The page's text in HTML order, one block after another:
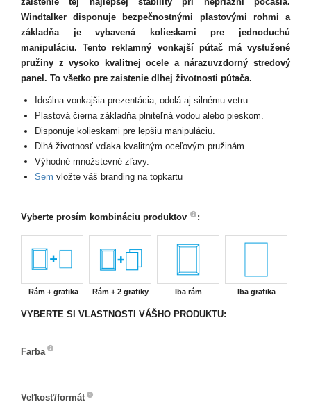
Windtalker disponuje bezpečnostnými plastovými rohmi a
základňa je vybavená kolieskami pre jednoduchú
manipuláciu. Tento reklamný vonkajší pútač má vystužené
pružiny z vysoko kvalitnej ocele a nárazuvzdorný stredový
panel. To všetko pre zaistenie dlhej životnosti pútača.
Ideálna vonkajšia prezentácia, odolá aj silnému vetru.
Plastová čierna základňa plniteľná vodou alebo pieskom.
Disponuje kolieskami pre lepšiu manipuláciu.
Dlhá životnosť vďaka kvalitným oceľovým pružinám.
Výhodné množstevné zľavy.
Sem vložte váš branding na topkartu
Vyberte prosím kombináciu produktov :
Rám + grafika Rám + 2 grafiky Iba rám Iba grafika
VYBERTE SI VLASTNOSTI VÁŠHO PRODUKTU:
Farba
Veľkosť/formát